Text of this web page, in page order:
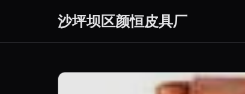
沙坪坝区颜恒皮具厂